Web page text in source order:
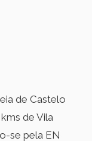
de Castelo
de Vila
se pela EN